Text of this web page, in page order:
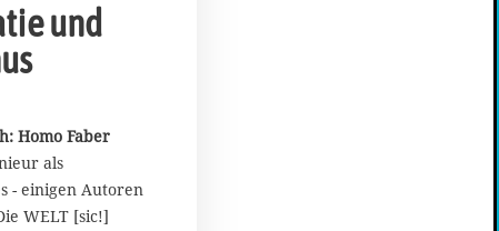
und
Homo Faber
als
- einigen Autoren
WELT [sic!]